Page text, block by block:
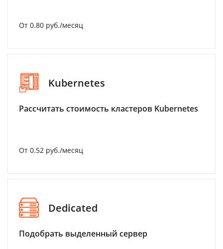
От 0.80 руб./месяц
Kubernetes
Рассчитать стоимость кластеров Kubernetes
От 0.52 руб./месяц
Dedicated
Подобрать выделенный сервер